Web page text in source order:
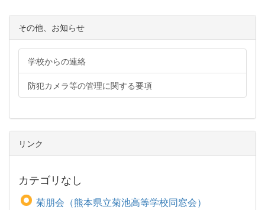
その他、お知らせ
学校からの連絡
防犯カメラ等の管理に関する要項
リンク
カテゴリなし
菊朋会（熊本県立菊池高等学校同窓会）